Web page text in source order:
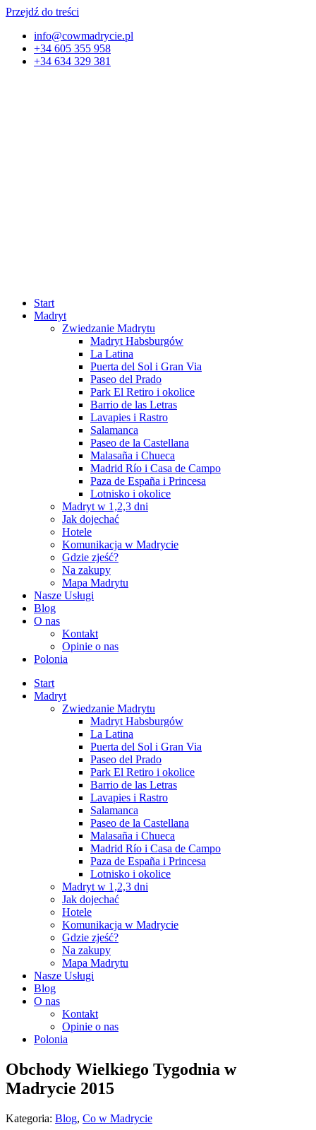
Przejdź do treści
info@cowmadrycie.pl
+34 605 355 958
+34 634 329 381​
Start
Madryt
Zwiedzanie Madrytu
Madryt Habsburgów
La Latina
Puerta del Sol i Gran Via
Paseo del Prado
Park El Retiro i okolice
Barrio de las Letras
Lavapies i Rastro
Salamanca
Paseo de la Castellana
Malasaña i Chueca
Madrid Río i Casa de Campo
Paza de España i Princesa
Lotnisko i okolice
Madryt w 1,2,3 dni
Jak dojechać
Hotele
Komunikacja w Madrycie
Gdzie zjeść?
Na zakupy
Mapa Madrytu
Nasze Usługi
Blog
O nas
Kontakt
Opinie o nas
Polonia
Start
Madryt
Zwiedzanie Madrytu
Madryt Habsburgów
La Latina
Puerta del Sol i Gran Via
Paseo del Prado
Park El Retiro i okolice
Barrio de las Letras
Lavapies i Rastro
Salamanca
Paseo de la Castellana
Malasaña i Chueca
Madrid Río i Casa de Campo
Paza de España i Princesa
Lotnisko i okolice
Madryt w 1,2,3 dni
Jak dojechać
Hotele
Komunikacja w Madrycie
Gdzie zjeść?
Na zakupy
Mapa Madrytu
Nasze Usługi
Blog
O nas
Kontakt
Opinie o nas
Polonia
Obchody Wielkiego Tygodnia w
Madrycie 2015
Kategoria: Blog, Co w Madrycie